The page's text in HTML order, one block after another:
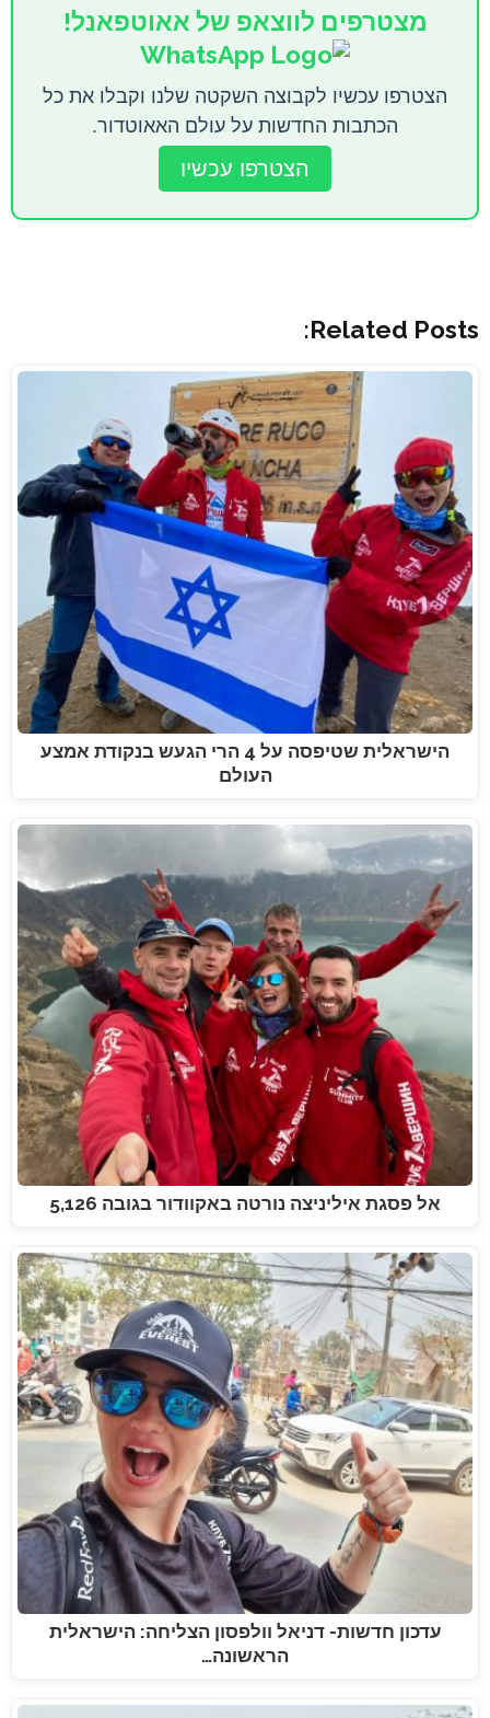
מצטרפים לווצאפ של אאוטפאנל!
הצטרפו עכשיו לקבוצה השקטה שלנו וקבלו את כל
הכתבות החדשות על עולם האאוטדור.
הצטרפו עכשיו
Related Posts:
הישראלית שטיפסה על 4 הרי הגעש בנקודת אמצע
העולם
אל פסגת איליניצה נורטה באקוודור בגובה 5,126
עדכון חדשות- דניאל וולפסון הצליחה: הישראלית
הראשונה…